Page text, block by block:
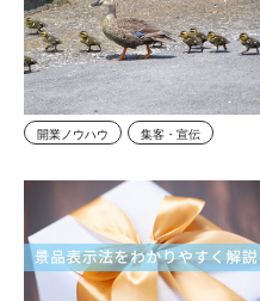
開業ノウハウ 集客・宣伝